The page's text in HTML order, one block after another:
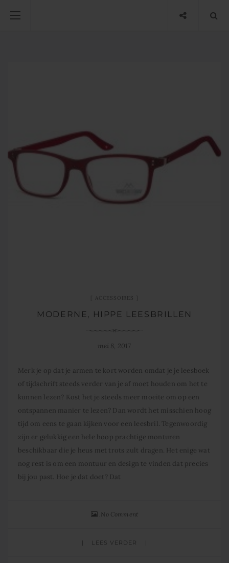
ACCESSOIRES
MODERNE, HIPPE LEESBRILLEN
mei 8, 2017
Merk je op dat je armen te kort worden omdat je je leesboek
of tijdschrift steeds verder van je af moet houden om het te
kunnen lezen? Kost het je steeds meer moeite om op een
ontspannen manier te lezen? Dan wordt het misschien hoog
tijd om eens te gaan kijken voor een leesbril. Tegenwoordig
zijn er gelukkig een hele hoop prachtige monturen
beschikbaar die je heus met trots zult dragen. Het enige wat
nog rest is om een montuur en design te vinden dat precies
bij jou past. Hoe je dat doet? Dat
No Comment
LEES VERDER